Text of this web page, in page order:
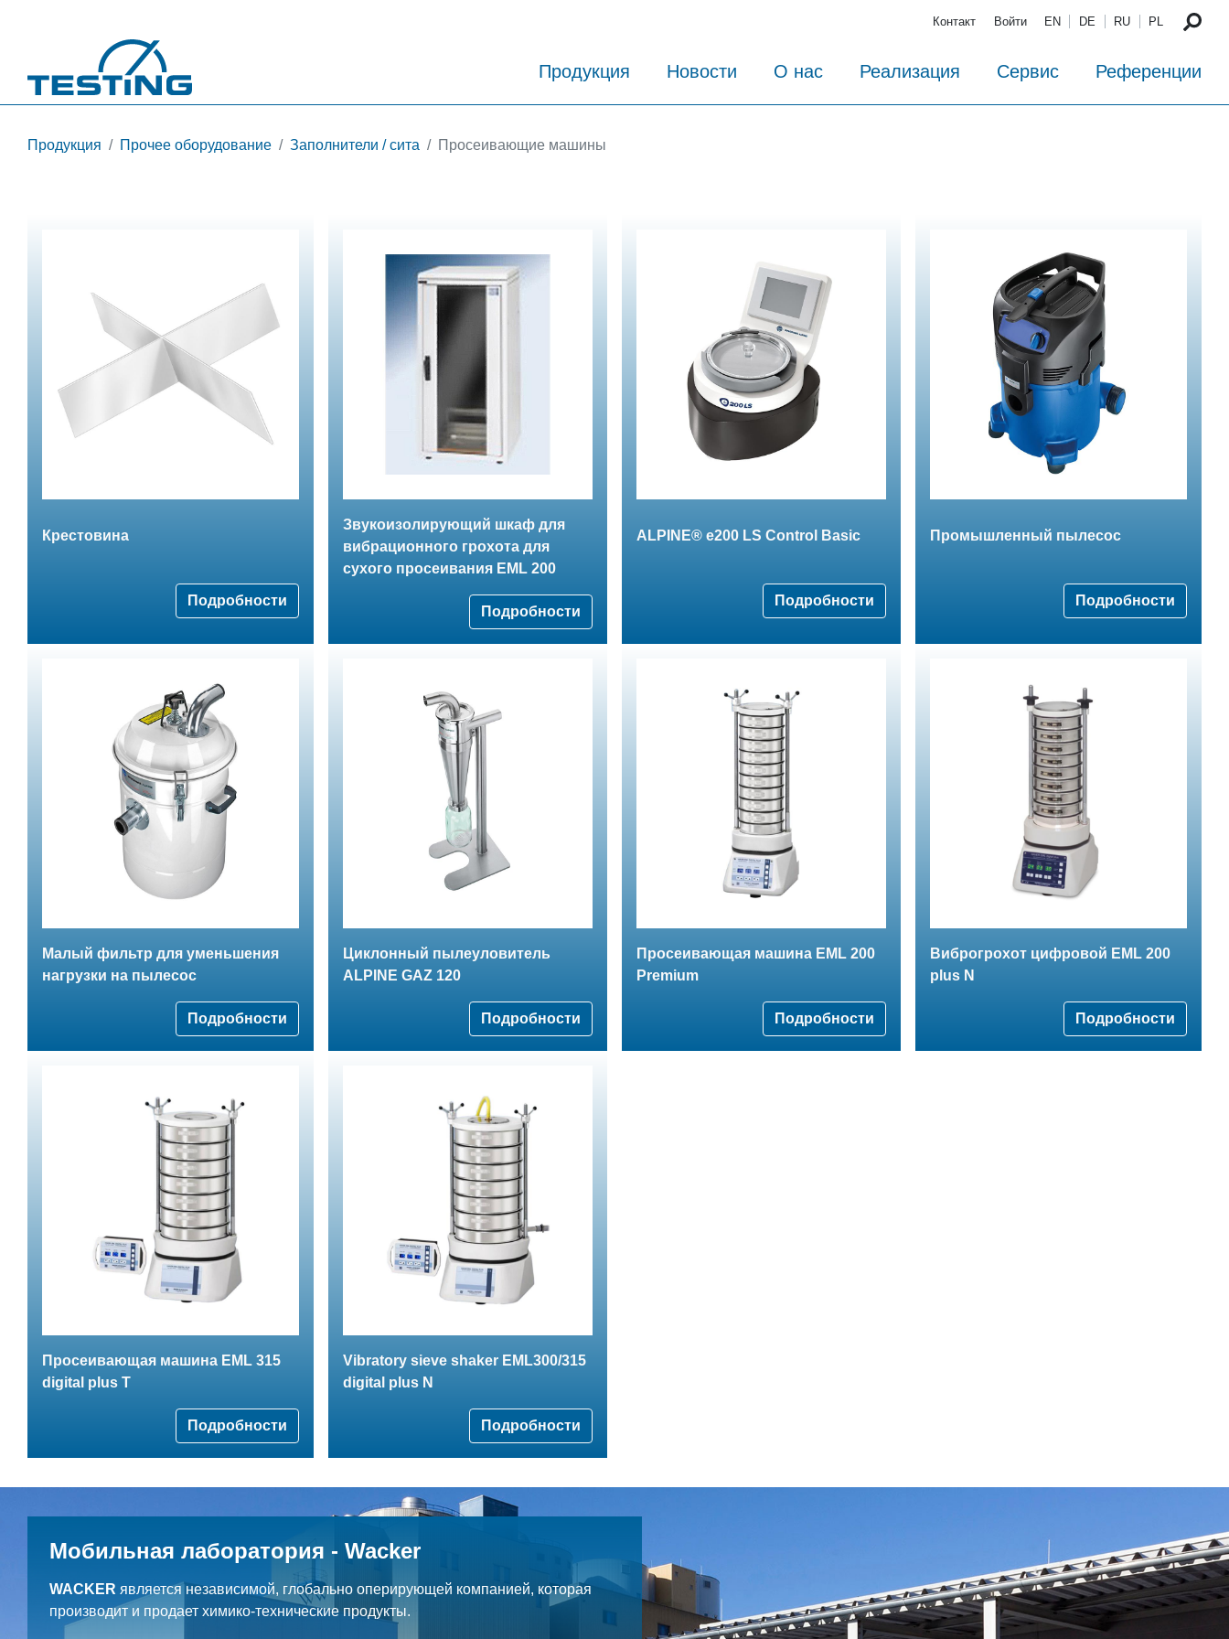
Контакт Войти EN DE RU PL
Продукция Новости О нас Реализация Сервис Референции
Продукция Прочее оборудование Заполнители / сита Просеивающие машины
Крестовина
Подробности
Звукоизолирующий шкаф для
вибрационного грохота для
сухого просеивания EML 200
Подробности
ALPINE® e200 LS Control Basic
Подробности
Промышленный пылесос
Подробности
Малый фильтр для уменьшения
нагрузки на пылесос
Подробности
Циклонный пылеуловитель
ALPINE GAZ 120
Подробности
Просеивающая машина EML 200
Premium
Подробности
Виброгрохот цифровой EML 200
plus N
Подробности
Просеивающая машина EML 315
digital plus T
Подробности
Vibratory sieve shaker EML300/315
digital plus N
Подробности
Мобильная лаборатория - Wacker
WACKER является независимой, глобально оперирующей компанией, которая
производит и продает химико-технические продукты.